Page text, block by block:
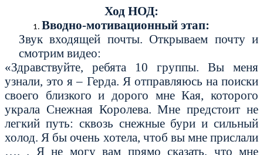
Ход НОД:
Вводно-мотивационный этап:
Звук входящей почты. Открываем почту и
смотрим видео:
«Здравствуйте, ребята 10 группы. Вы меня
узнали, это я – Герда. Я отправляюсь на поиски
своего близкого и дорого мне Кая, которого
украла Снежная Королева. Мне предстоит не
легкий путь: сквозь снежные бури и сильный
холод. Я бы очень хотела, чтоб вы мне прислали
…. . Я не могу вам прямо сказать, что мне